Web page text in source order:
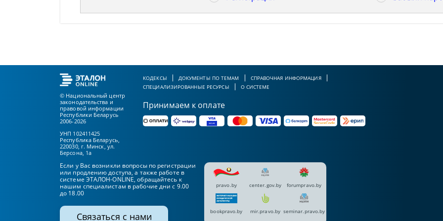
© Национальный центр
законодательства и
правовой информации
Республики Беларусь
2006-2026
УНП 102411425
Республика Беларусь,
220030, г. Минск, ул.
Берсона, 1а
КОДЕКСЫ ДОКУМЕНТЫ ПО ТЕМАМ
СПРАВОЧНАЯ ИНФОРМАЦИЯ
СПЕЦИАЛИЗИРОВАННЫЕ РЕСУРСЫ
О СИСТЕМЕ
Принимаем к оплате
Если у Вас возникли вопросы по регистрации
или продлению доступа, а также работе в
системе ЭТАЛОН-ONLINE, обращайтесь к
нашим специалистам в рабочие дни с 9.00
до 18.00
Связаться с нами
pravo.by center.gov.by forumpravo.by
bookpravo.by mir.pravo.by seminar.pravo.by